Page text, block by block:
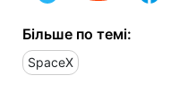
Більше по темі:
SpaceX